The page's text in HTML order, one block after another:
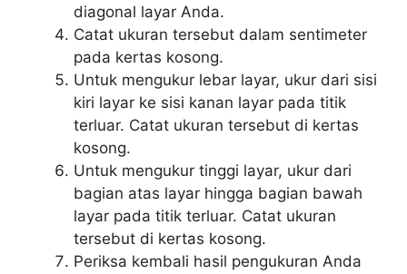
diagonal layar Anda.
Catat ukuran tersebut dalam sentimeter
pada kertas kosong.
Untuk mengukur lebar layar, ukur dari sisi
kiri layar ke sisi kanan layar pada titik
terluar. Catat ukuran tersebut di kertas
kosong.
Untuk mengukur tinggi layar, ukur dari
bagian atas layar hingga bagian bawah
layar pada titik terluar. Catat ukuran
tersebut di kertas kosong.
Periksa kembali hasil pengukuran Anda